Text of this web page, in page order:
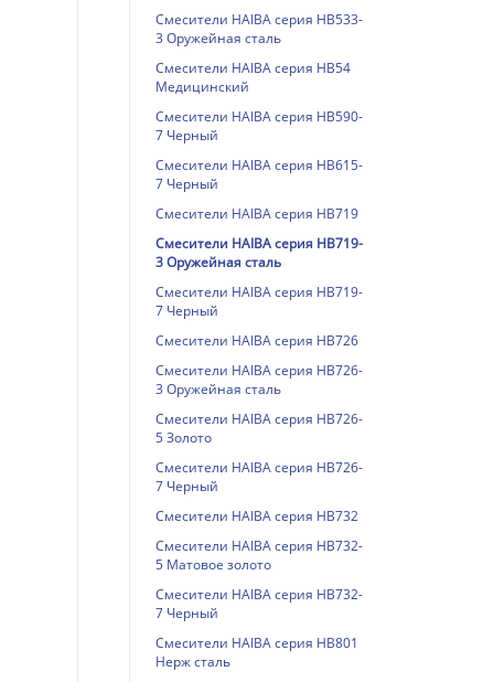
Смесители HAIBA серия HB533-
3 Оружейная сталь
Смесители HAIBA серия HB54
Медицинский
Смесители HAIBA серия HB590-
7 Черный
Смесители HAIBA серия HB615-
7 Черный
Смесители HAIBA серия HB719
Смесители HAIBA серия HB719-
3 Оружейная сталь
Смесители HAIBA серия HB719-
7 Черный
Смесители HAIBA серия HB726
Смесители HAIBA серия HB726-
3 Оружейная сталь
Смесители HAIBA серия HB726-
5 Золото
Смесители HAIBA серия HB726-
7 Черный
Смесители HAIBA серия HB732
Смесители HAIBA серия HB732-
5 Матовое золото
Смесители HAIBA серия HB732-
7 Черный
Смесители HAIBA серия HB801
Нерж сталь